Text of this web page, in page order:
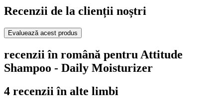
Recenzii de la clienții noștri
Evaluează acest produs
recenzii în română pentru Attitude
Shampoo - Daily Moisturizer
4 recenzii în alte limbi